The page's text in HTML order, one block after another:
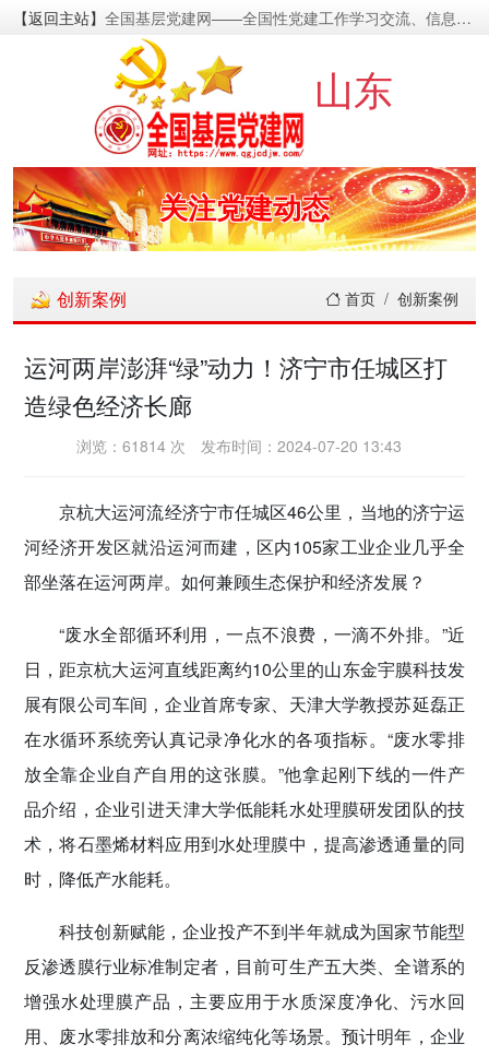
【返回主站】 全国基层党建网——全国性党建工作学习交流、信息资源发布的基层党建新闻门户网
山东
密切党群关系
传递党的声音
关注党建动态
传播党建理论
传递党的声音
创新案例 首页 创新案例
运河两岸澎湃“绿”动力！济宁市任城区打
造绿色经济长廊
浏览：61814 次 发布时间：2024-07-20 13:43
京杭大运河流经济宁市任城区46公里，当地的济宁运
河经济开发区就沿运河而建，区内105家工业企业几乎全
部坐落在运河两岸。如何兼顾生态保护和经济发展？
“废水全部循环利用，一点不浪费，一滴不外排。”近
日，距京杭大运河直线距离约10公里的山东金宇膜科技发
展有限公司车间，企业首席专家、天津大学教授苏延磊正
在水循环系统旁认真记录净化水的各项指标。“废水零排
放全靠企业自产自用的这张膜。”他拿起刚下线的一件产
品介绍，企业引进天津大学低能耗水处理膜研发团队的技
术，将石墨烯材料应用到水处理膜中，提高渗透通量的同
时，降低产水能耗。
科技创新赋能，企业投产不到半年就成为国家节能型
反渗透膜行业标准制定者，目前可生产五大类、全谱系的
增强水处理膜产品，主要应用于水质深度净化、污水回
用、废水零排放和分离浓缩纯化等场景。预计明年，企业